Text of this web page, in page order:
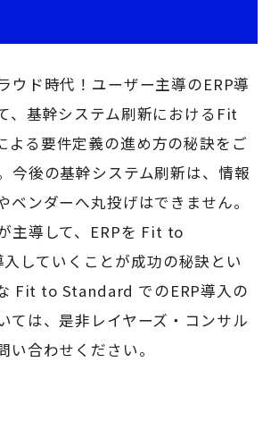
ウド時代！ユーザー主導のERP導
、基幹システム刷新におけるFit
る要件定義の進め方の秘訣をご
今後の基幹システム刷新は、情報
ベンダーへ丸投げはできません。
主導して、ERPを Fit to
していくことが成功の秘訣とい
Fit to Standard でのERP導入の
ては、是非レイヤーズ・コンサル
い合わせください。